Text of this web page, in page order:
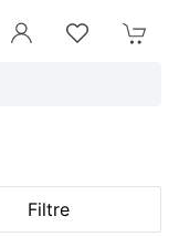
Filtre